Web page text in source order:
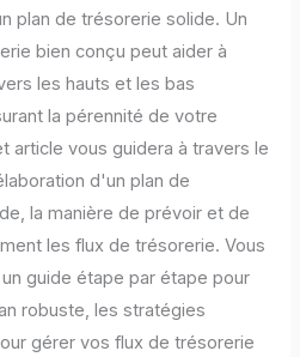
plan de trésorerie solide. Un
bien conçu peut aider à
les hauts et les bas
la pérennité de votre
article vous guidera à travers le
d'un plan de
la manière de prévoir et de
les flux de trésorerie. Vous
guide étape par étape pour
robuste, les stratégies
gérer vos flux de trésorerie